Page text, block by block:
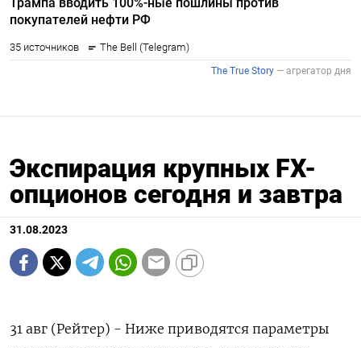
Экспирация крупных FX-
опционов сегодня и завтра
31.08.2023
31 авг (Рейтер) - Ниже приводятся параметры